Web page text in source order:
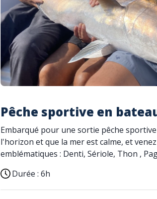
Pêche sportive en
Embarqué pour une sortie pêche
l'horizon et que la mer est calme, et
emblématiques : Denti, Sériole, Thon ,
Durée : 6h